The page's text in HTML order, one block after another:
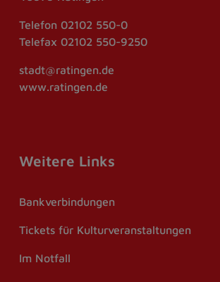
Telefon 02102 550-0
Telefax 02102 550-9250
stadt@ratingen.de
www.ratingen.de
Weitere Links
Bankverbindungen
Tickets für Kulturveranstaltungen
Im Notfall